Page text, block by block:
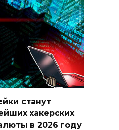
станут
хакерских
в 2026 году